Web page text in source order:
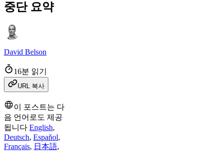
중단 요약
David Belson
16분 읽기
URL 복사
이 포스트는 다
음 언어로도 제공
됩니다 English,
Deutsch, Español,
Français, 日本語,